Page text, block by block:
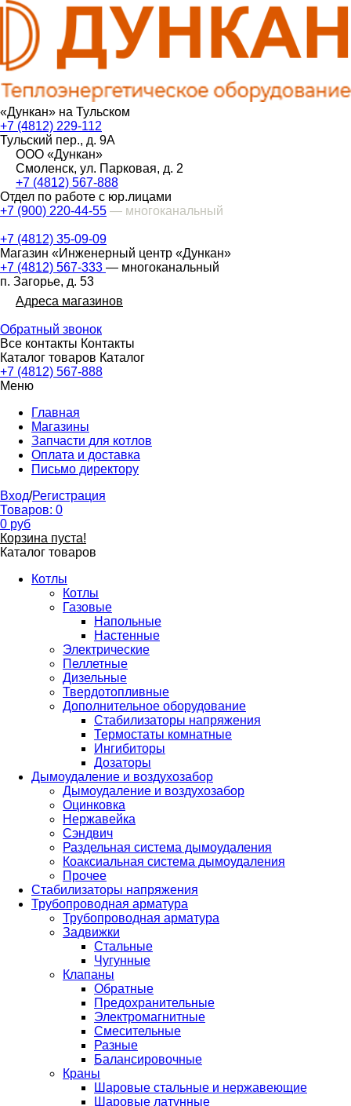
«Дункан» на Тульском
+7 (4812) 229-112
Тульский пер., д. 9А
ООО «Дункан»
Смоленск, ул. Парковая, д. 2
+7 (4812) 567-888
Отдел по работе с юр.лицами
+7 (900) 220-44-55 — многоканальный
+7 (4812) 35-09-09
Магазин «Инженерный центр «Дункан»
+7 (4812) 567-333 — многоканальный
п. Загорье, д. 53
Адреса магазинов
Обратный звонок
Все контакты Контакты
Каталог товаров Каталог
+7 (4812) 567-888
Меню
Главная
Магазины
Запчасти для котлов
Оплата и доставка
Письмо директору
Вход/Регистрация
Товаров: 0
0 руб
Корзина пуста!
Каталог товаров
Котлы
Котлы
Газовые
Напольные
Настенные
Электрические
Пеллетные
Дизельные
Твердотопливные
Дополнительное оборудование
Стабилизаторы напряжения
Термостаты комнатные
Ингибиторы
Дозаторы
Дымоудаление и воздухозабор
Дымоудаление и воздухозабор
Оцинковка
Нержавейка
Сэндвич
Раздельная система дымоудаления
Коаксиальная система дымоудаления
Прочее
Стабилизаторы напряжения
Трубопроводная арматура
Трубопроводная арматура
Задвижки
Стальные
Чугунные
Клапаны
Обратные
Предохранительные
Электромагнитные
Смесительные
Разные
Балансировочные
Краны
Шаровые стальные и нержавеющие
Шаровые латунные